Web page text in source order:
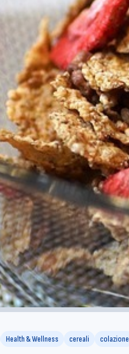
Health & Wellness cereali colazione